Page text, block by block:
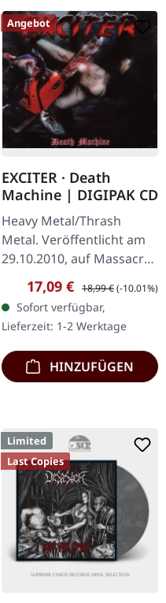
Angebot
EXCITER · Death
Machine | DIGIPAK CD
Heavy Metal/Thrash
Metal. Veröffentlicht am
29.10.2010, auf Massacre
Records. CD im DigiPak.
Exciter kehren mit "Death
Machine" zurück und
liefern…
Verkaufspreis:
17,09 € Regulärer Preis:
18,99 €(-10.01%)
Sofort verfügbar,
Lieferzeit: 1-2 Werktage
HINZUFÜGEN
Limited
Last Copies